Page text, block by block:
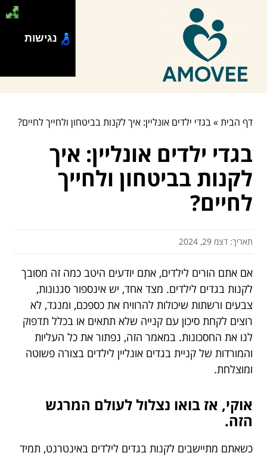
דף הבית»בגדי ילדים אונליין: איך לקנות בביטחון ולחייך לחיים?
בגדי ילדים אונליין: איך
לקנות בביטחון ולחייך
לחיים?
תאריך: דצמ 29, 2024
אם אתם הורים לילדים, אתם יודעים היטב כמה זה מסובך
לקנות בגדים לילדים. מצד אחד, יש אינספור סגנונות,
צבעים ורשתות שיכולות להרוויח את כספכם, ומנגד, לא
רוצים לקחת סיכון עם קנייה שלא תתאים או בכלל תדפוק
לנו את החסכונות. במאמר הזה, נפתור את כל העליות
והמורדות של קניית בגדים אונליין לילדים בצורה פשוטה
ומוצלחת.
אוקי, אז בואו נצלול לעולם המרגש
הזה.
כשאתם מתיישבים לקנות בגדים לילדים באינטרנט, תמיד
נגישות